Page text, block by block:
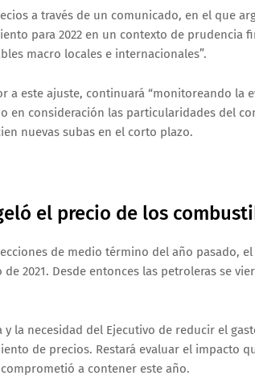
a través de un comunicado, en el que
para 2022 en un contexto de prudencia
macro locales e internacionales”.
a este ajuste, continuará “monitoreando la
en consideración las particularidades del
nuevas subas en el corto plazo.
el precio de los
de medio término del año pasado,
2021. Desde entonces las petroleras se
la necesidad del Ejecutivo de reducir el
de precios. Restará evaluar el impacto
a contener este año.